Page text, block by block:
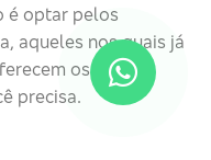
é optar pelos
aqueles nos quais já
os
precisa.